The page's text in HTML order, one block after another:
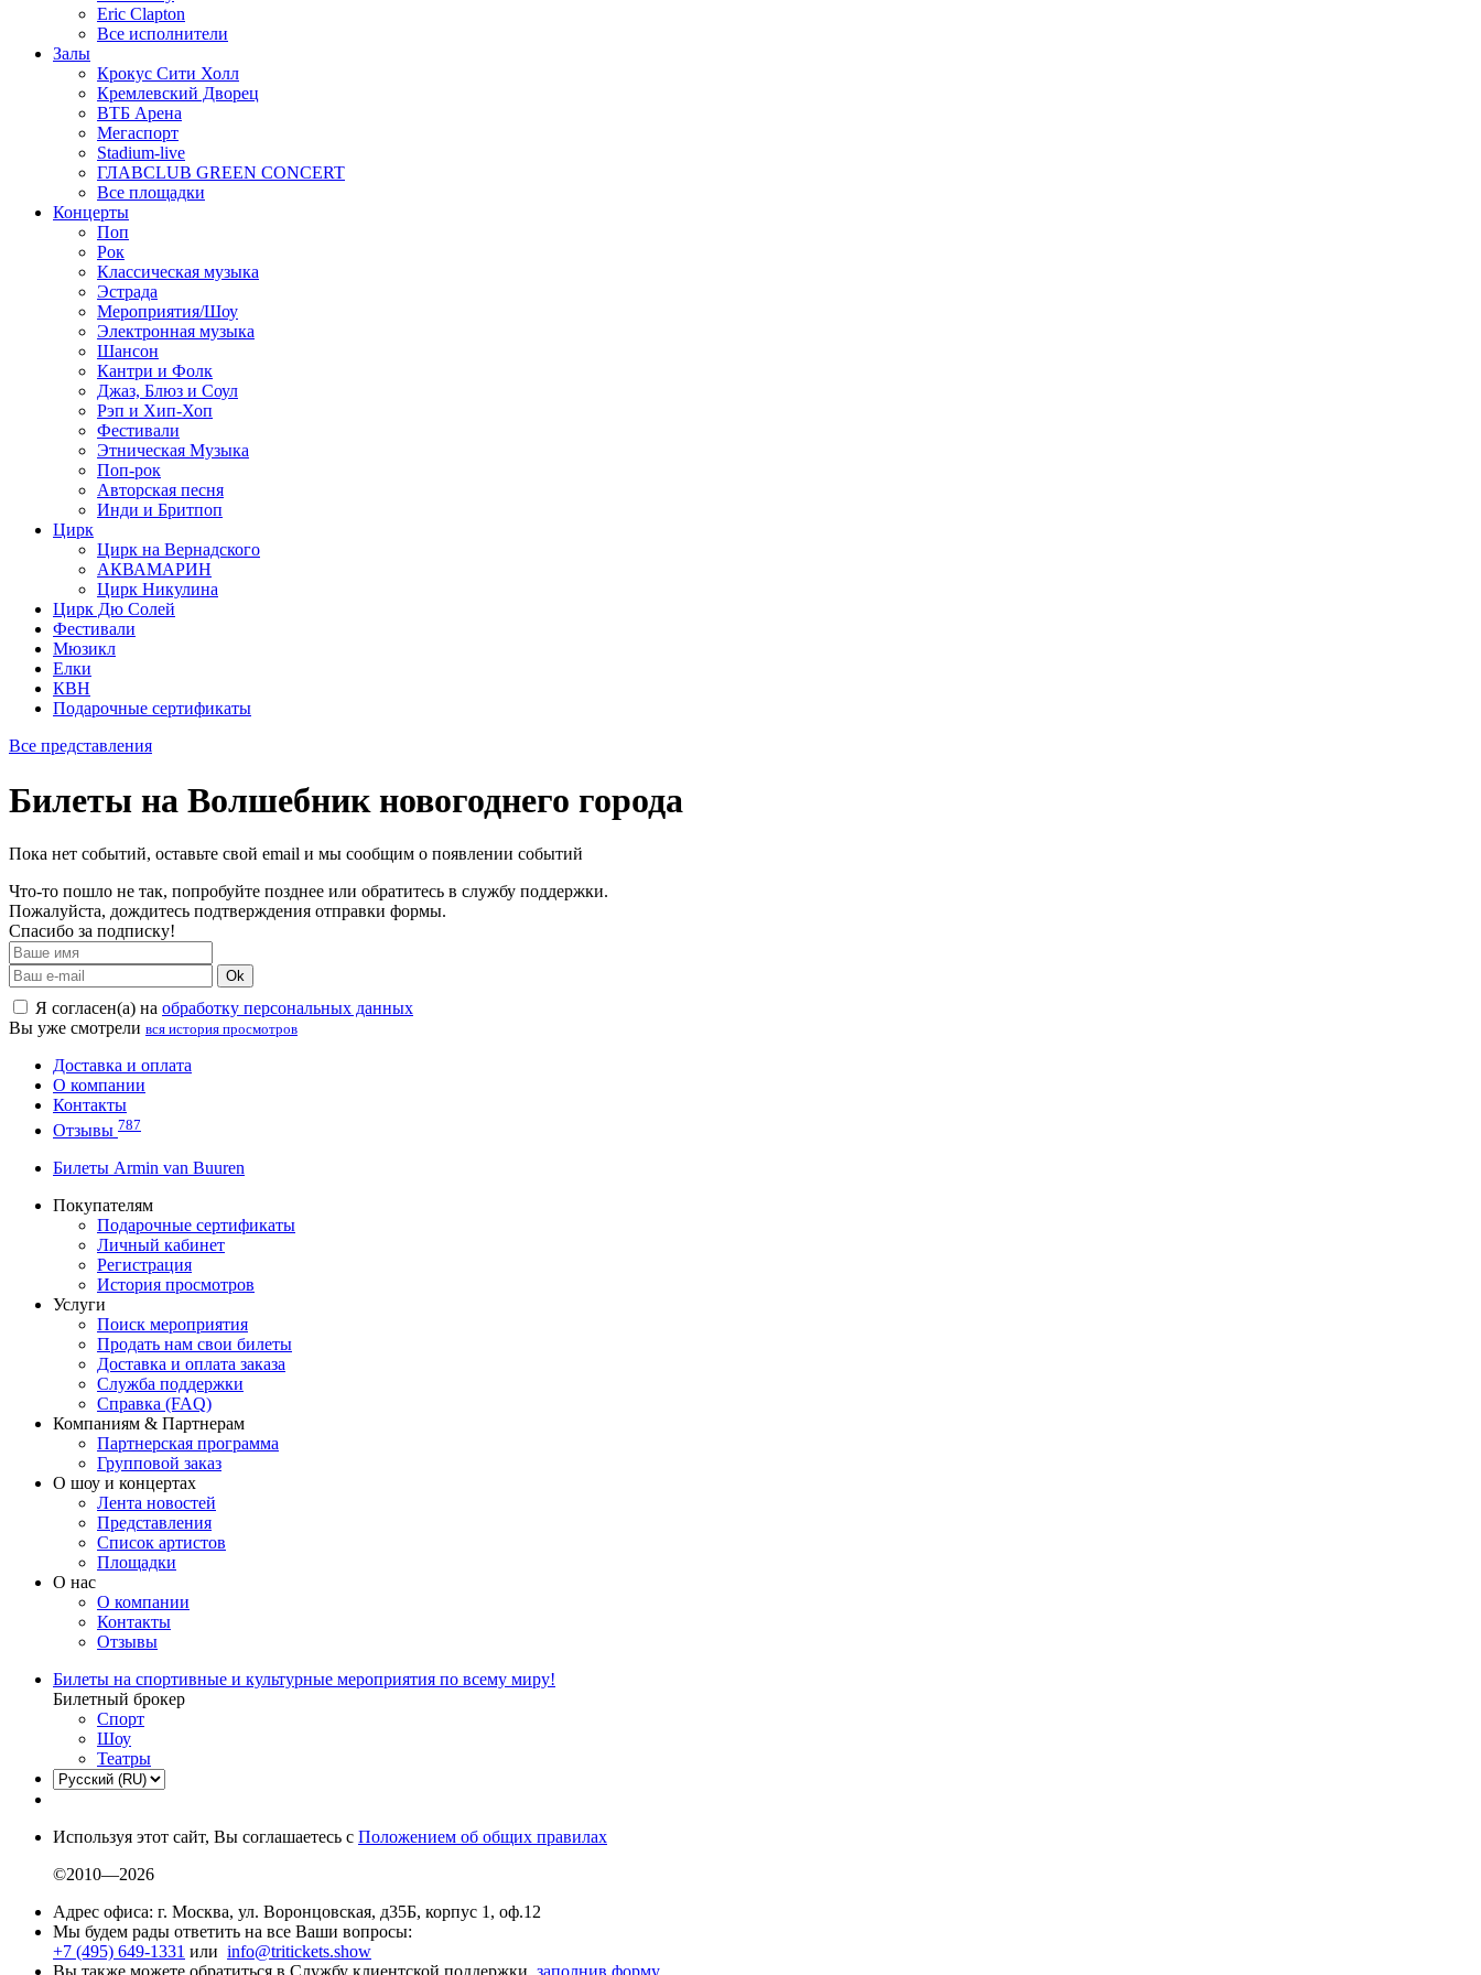
Eric Clapton
Все исполнители
Залы
Крокус Сити Холл
Кремлевский Дворец
ВТБ Арена
Мегаспорт
Stadium-live
ГЛАВCLUB GREEN CONCERT
Все площадки
Концерты
Поп
Рок
Классическая музыка
Эстрада
Мероприятия/Шоу
Электронная музыка
Шансон
Кантри и Фолк
Джаз, Блюз и Соул
Рэп и Хип-Хоп
Фестивали
Этническая Музыка
Поп-рок
Авторская песня
Инди и Бритпоп
Цирк
Цирк на Вернадского
АКВАМАРИН
Цирк Никулина
Цирк Дю Солей
Фестивали
Мюзикл
Елки
КВН
Подарочные сертификаты
Все представления
Билеты на Волшебник новогоднего города
Пока нет событий, оставьте свой email и мы сообщим о появлении событий
Что-то пошло не так, попробуйте позднее или обратитесь в службу поддержки.
Пожалуйста, дождитесь подтверждения отправки формы.
Спасибо за подписку!
Ok
Я согласен(а) на обработку персональных данных
Вы уже смотрели вся история просмотров
Доставка и оплата
О компании
Контакты
Отзывы 787
Билеты Armin van Buuren
Покупателям
Подарочные сертификаты
Личный кабинет
Регистрация
История просмотров
Услуги
Поиск мероприятия
Продать нам свои билеты
Доставка и оплата заказа
Служба поддержки
Справка (FAQ)
Компаниям & Партнерам
Партнерская программа
Групповой заказ
О шоу и концертах
Лента новостей
Представления
Список артистов
Площадки
О нас
О компании
Контакты
Отзывы
Билеты на спортивные и культурные мероприятия по всему миру!
Билетный брокер
Спорт
Шоу
Театры
Используя этот сайт, Вы соглашаетесь с Положением об общих правилах
©2010—2026
Адрес офиса: г. Москва, ул. Воронцовская, д35Б, корпус 1, оф.12
Мы будем рады ответить на все Ваши вопросы:
+7 (495) 649-1331 или info@tritickets.show
Вы также можете обратиться в Службу клиентской поддержки, заполнив форму